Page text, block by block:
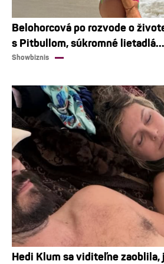
Belohorcová po rozvode o
s Pitbullom, súkromné
Showbiznis
Hedi Klum sa viditeľne zaoblila,